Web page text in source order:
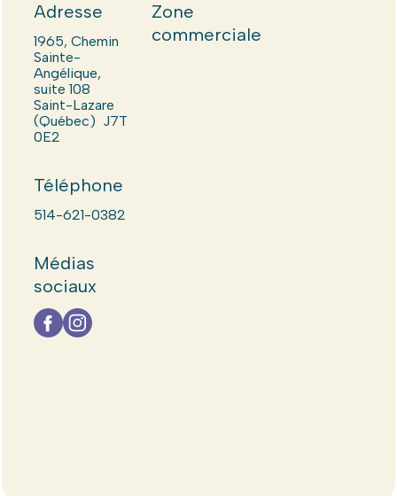
Adresse
1965, Chemin
Sainte-
Angélique,
suite 108
Saint-Lazare
(Québec) J7T
0E2
Téléphone
514-621-0382
Médias
sociaux
Zone
commerciale